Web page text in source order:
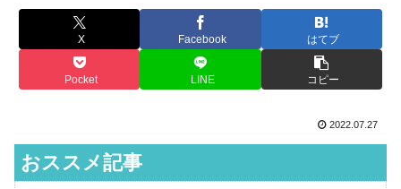
X Facebook はてブ
Pocket LINE コピー
2022.07.27
おススメ記事